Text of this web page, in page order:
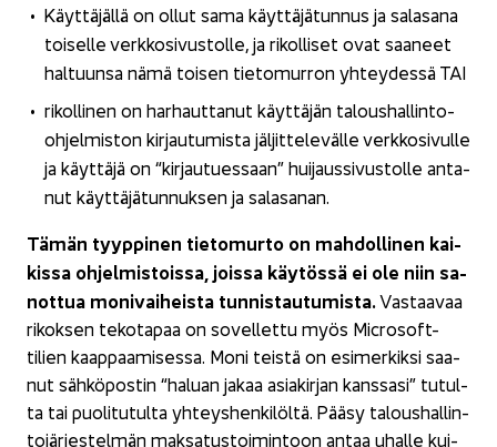
Käyt­tä­jäl­lä on ollut sama käyt­tä­jä­tun­nus ja sa­la­sa­na
toi­sel­le verk­ko­si­vus­tol­le, ja ri­kol­li­set ovat saa­neet
hal­tuun­sa nämä toi­sen tie­to­mur­ron yh­tey­des­sä TAI
ri­kol­li­nen on har­haut­ta­nut käyt­tä­jän taloushallinto-​
ohjelmiston kir­jau­tu­mis­ta jäl­jit­te­le­väl­le verk­ko­si­vul­le
ja käyt­tä­jä on “kir­jau­tues­saan” hui­jaus­si­vus­tol­le an­ta­
nut käyt­tä­jä­tun­nuk­sen ja sa­la­sa­nan.
Tämän tyyp­pi­nen tie­to­mur­to on mah­dol­li­nen kai­
kis­sa oh­jel­mis­tois­sa, jois­sa käy­tös­sä ei ole niin sa­
not­tua mo­ni­vai­heis­ta tun­nis­tau­tu­mis­ta.Vas­taa­vaa
ri­kok­sen te­ko­ta­paa on so­vel­let­tu myös Microsoft-​
tilien kaap­paa­mi­ses­sa. Moni teis­tä on esi­mer­kik­si saa­
nut säh­kö­pos­tin “ha­luan jakaa asia­kir­jan kans­sa­si” tu­tul­
ta tai puo­li­tu­tul­ta yh­teys­hen­ki­löl­tä. Pääsy ta­lous­hal­lin­
to­jär­jes­tel­män mak­sa­tus­toi­min­toon antaa uhal­le kui­